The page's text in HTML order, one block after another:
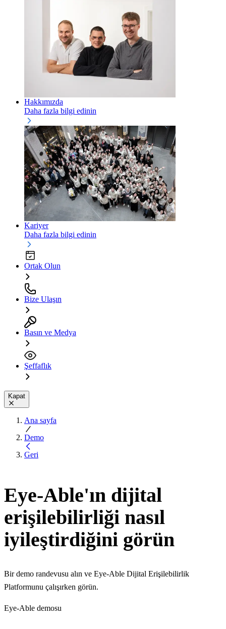
Hakkımızda
Daha fazla bilgi edinin
Kariyer
Daha fazla bilgi edinin
Ortak Olun
Bize Ulaşın
Basın ve Medya
Şeffaflık
Kapat
Ana sayfa
Demo
Geri
Eye-Able'ın dijital
erişilebilirliği nasıl
iyileştirdiğini görün
Bir demo randevusu alın ve Eye-Able Dijital Erişilebilirlik
Platformunu çalışırken görün.
Eye-Able demosu